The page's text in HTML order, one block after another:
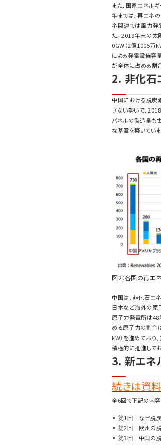
また、国家エネル
年までは、再エネ
ネ関連では風力発
た。2019年末の太
0GW（2億1005万
による発電設備容
が全体に占める割
2. 非化石
中国における脱炭
さない勢いで、
パネルの製造量も
な基盤を築いていま
図2：各国の再エ
中国は、非化石エ
日本など海外の原
原子力発電所は48
める原子力の割合
kW）を進めており
積極的に推進して
3. 新エネ
続きは資
全6回で下記の内容
第1回 なぜ脱
第2回 欧州の
第3回 中国の